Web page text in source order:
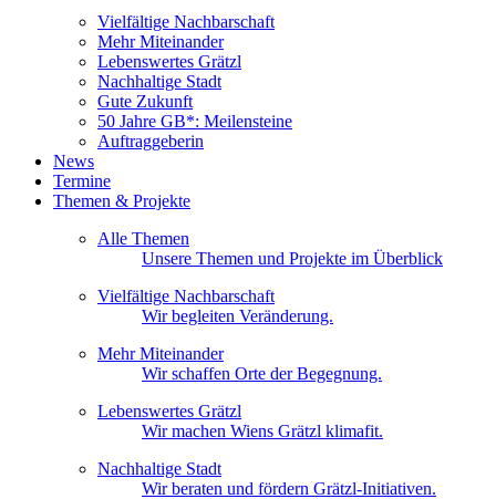
Vielfältige Nachbarschaft
Mehr Miteinander
Lebenswertes Grätzl
Nachhaltige Stadt
Gute Zukunft
50 Jahre GB*: Meilensteine
Auftraggeberin
News
Termine
Themen & Projekte
Alle Themen
Unsere Themen und Projekte im Überblick
Vielfältige Nachbarschaft
Wir begleiten Veränderung.
Mehr Miteinander
Wir schaffen Orte der Begegnung.
Lebenswertes Grätzl
Wir machen Wiens Grätzl klimafit.
Nachhaltige Stadt
Wir beraten und fördern Grätzl-Initiativen.